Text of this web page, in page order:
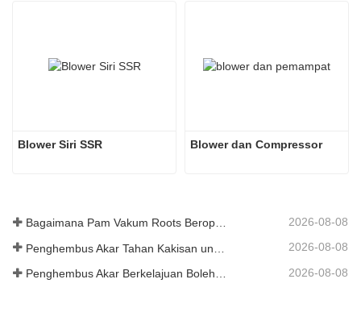
Blower Siri SSR Blower dan Compressor
Bagaimana Pam Vakum Roots Beroperasi 2026-08-08
2026-08-08
2026-08-08